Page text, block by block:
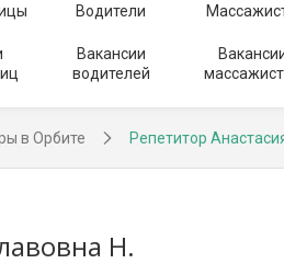
Водители
Вакансии
водителей
в Орбите Репетитор
Н.